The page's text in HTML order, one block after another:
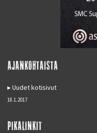
AJANKOHTAISTA
Uudet kotisivut
18.1.2017
PIKALINKIT